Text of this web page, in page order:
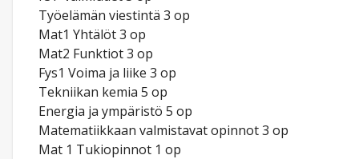
Työelämän viestintä 3 op
Mat1 Yhtälöt 3 op
Mat2 Funktiot 3 op
Fys1 Voima ja liike 3 op
Tekniikan kemia 5 op
Energia ja ympäristö 5 op
Matematiikkaan valmistavat opinnot 3 op
Mat 1 Tukiopinnot 1 op